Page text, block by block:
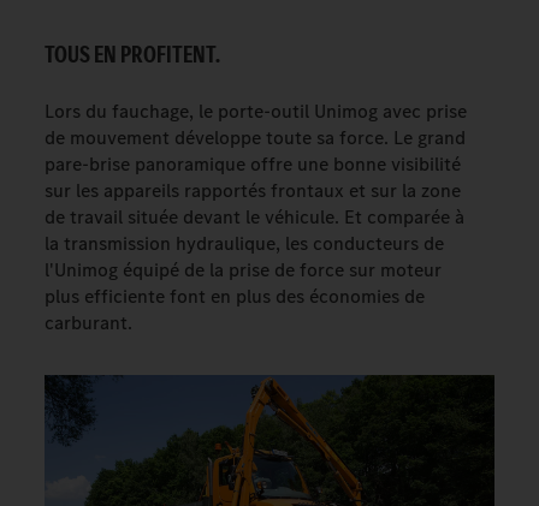
TOUS EN PROFITENT.
Lors du fauchage, le porte-outil Unimog avec prise
de mouvement développe toute sa force. Le grand
pare-brise panoramique offre une bonne visibilité
sur les appareils rapportés frontaux et sur la zone
de travail située devant le véhicule. Et comparée à
la transmission hydraulique, les conducteurs de
l'Unimog équipé de la prise de force sur moteur
plus efficiente font en plus des économies de
carburant.